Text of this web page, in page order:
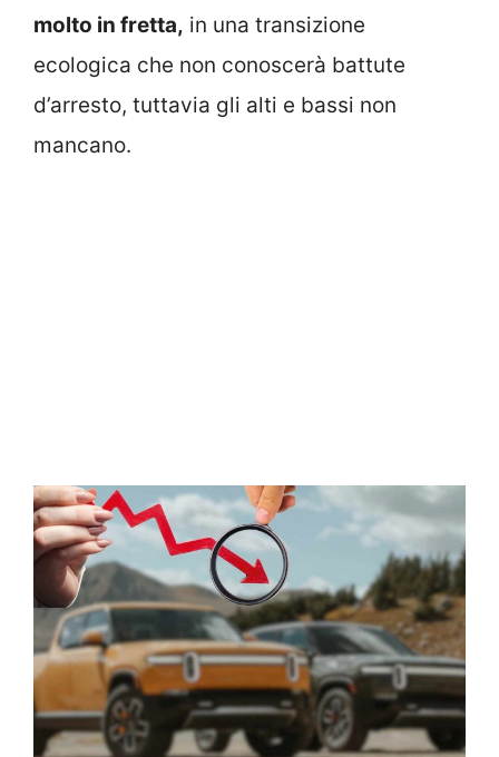
molto in fretta, in una transizione
ecologica che non conoscerà battute
d’arresto, tuttavia gli alti e bassi non
mancano.